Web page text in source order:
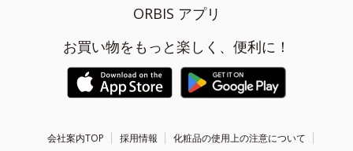
ORBIS アプリ
お買い物をもっと楽しく、便利に！
会社案内TOP 採用情報 化粧品の使用上の注意について